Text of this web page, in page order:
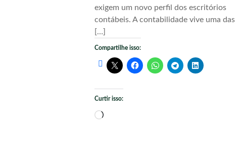
exigem um novo perfil dos escritórios
contábeis. A contabilidade vive uma das
[…]
Compartilhe isso:
Curtir isso:
Carregando...